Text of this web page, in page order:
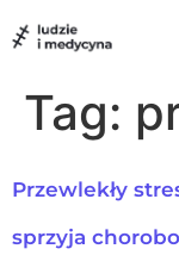
treści
Tag:
Przewlekły
sprzyja